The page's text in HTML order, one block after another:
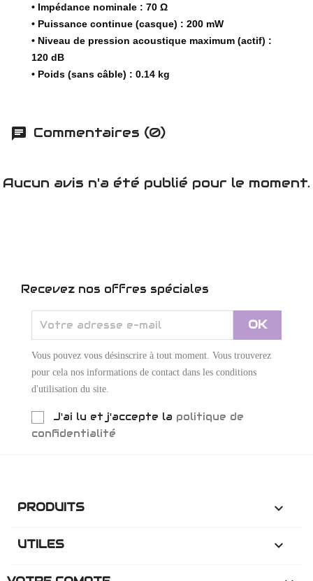
• Impédance nominale : 70 Ω
• Puissance continue (casque) : 200 mW
• Niveau de pression acoustique maximum (actif) :
120 dB
• Poids (sans câble) : 0.14 kg
Commentaires (0)
Aucun avis n'a été publié pour le moment.
Recevez nos offres spéciales
Vous pouvez vous désinscrire à tout moment. Vous trouverez
pour cela nos informations de contact dans les conditions
d'utilisation du site.
J'ai lu et j'accepte la politique de
confidentialité
PRODUITS 
UTILES 